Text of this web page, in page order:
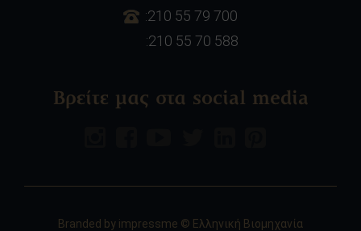
:210 55 79 700
:210 55 70 588
Βρείτε μας στα social media
Branded by impressme © Ελληνική Βιομηχανία